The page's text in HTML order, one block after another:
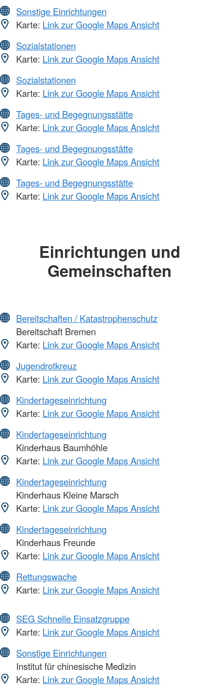
Sonstige Einrichtungen
Karte: Link zur Google Maps Ansicht
Sozialstationen
Karte: Link zur Google Maps Ansicht
Sozialstationen
Karte: Link zur Google Maps Ansicht
Tages- und Begegnungsstätte
Karte: Link zur Google Maps Ansicht
Tages- und Begegnungsstätte
Karte: Link zur Google Maps Ansicht
Tages- und Begegnungsstätte
Karte: Link zur Google Maps Ansicht
Einrichtungen und
Gemeinschaften
Bereitschaften / Katastrophenschutz
Bereitschaft Bremen
Karte: Link zur Google Maps Ansicht
Jugendrotkreuz
Karte: Link zur Google Maps Ansicht
Kindertageseinrichtung
Karte: Link zur Google Maps Ansicht
Kindertageseinrichtung
Kinderhaus Baumhöhle
Karte: Link zur Google Maps Ansicht
Kindertageseinrichtung
Kinderhaus Kleine Marsch
Karte: Link zur Google Maps Ansicht
Kindertageseinrichtung
Kinderhaus Freunde
Karte: Link zur Google Maps Ansicht
Rettungswache
Karte: Link zur Google Maps Ansicht
SEG Schnelle Einsatzgruppe
Karte: Link zur Google Maps Ansicht
Sonstige Einrichtungen
Institut für chinesische Medizin
Karte: Link zur Google Maps Ansicht